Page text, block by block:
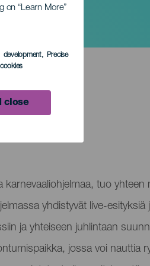
on “Learn More”
development, Precise
close
karnevaaliohjelmaa, tuo yhteen
yhdistyvät live-esityksiä
ja yhteiseen juhlintaan
jossa voi nauttia